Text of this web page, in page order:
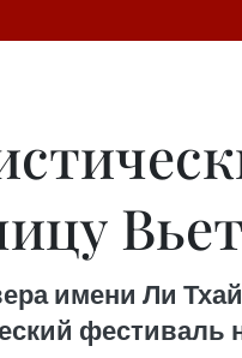
имени Ли
фестиваль